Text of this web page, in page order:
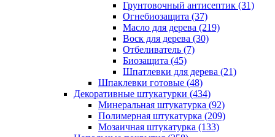
Грунтовочный антисептик (31)
Огнебиозащита (37)
Масло для дерева (219)
Воск для дерева (30)
Отбеливатель (7)
Биозащита (45)
Шпатлевки для дерева (21)
Шпаклевки готовые (48)
Декоративные штукатурки (434)
Минеральная штукатурка (92)
Полимерная штукатурка (209)
Мозаичная штукатурка (133)